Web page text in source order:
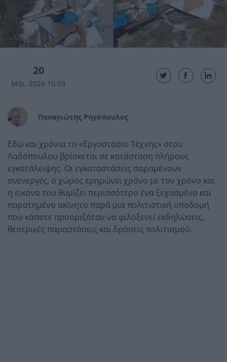
20
Μάι. 2026 16:03
Παναγιώτης Ρηγόπουλος
Εδώ και χρόνια το «Εργοστάσιο Τέχνης» στου
Λαδόπουλου βρίσκεται σε κατάσταση πλήρους
εγκατάλειψης. Οι εγκαταστάσεις παραμένουν
ανενεργές, ο χώρος ερημώνει χρόνο με τον χρόνο και
η εικόνα του θυμίζει περισσότερο ένα ξεχασμένο και
παρατημένο ακίνητο παρά μια πολιτιστική υποδομή
που κάποτε προοριζόταν να φιλοξενεί εκδηλώσεις,
θεατρικές παραστάσεις και δράσεις πολιτισμού.